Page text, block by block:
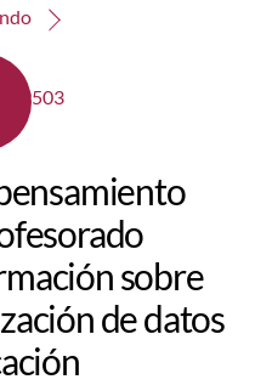
sobre
de datos